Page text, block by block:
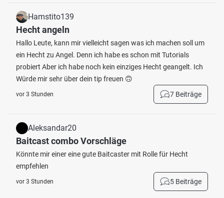
Hamstito139
Hecht angeln
Hallo Leute, kann mir vielleicht sagen was ich machen soll um
ein Hecht zu Angel. Denn ich habe es schon mit Tutorials
probiert Aber ich habe noch kein einziges Hecht geangelt. Ich
Würde mir sehr über dein tip freuen 🙃
vor 3 Stunden 7 Beiträge
Aleksandar20
Baitcast combo Vorschläge
Könnte mir einer eine gute Baitcaster mit Rolle für Hecht
empfehlen
vor 3 Stunden 5 Beiträge